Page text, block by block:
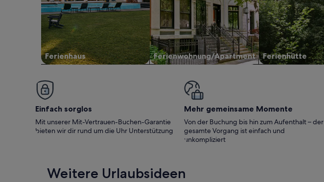
Ferienhaus Ferienwohnung/Apartment Ferienhütte
Einfach sorglos
Mit unserer Mit-Vertrauen-Buchen-Garantie
bieten wir dir rund um die Uhr Unterstützung
Mehr gemeinsame Momente
Von der Buchung bis hin zum Aufenthalt – der
gesamte Vorgang ist einfach und
unkompliziert
Weitere Urlaubsideen